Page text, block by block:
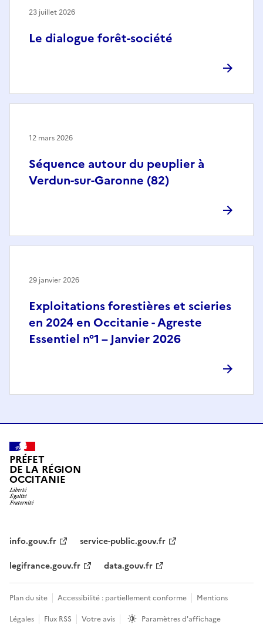
Le dialogue forêt-société
23 juillet 2026
Séquence autour du peuplier à
Verdun-sur-Garonne (82)
12 mars 2026
Exploitations forestières et scieries
en 2024 en Occitanie - Agreste
Essentiel n°1 – Janvier 2026
29 janvier 2026
PRÉFET
DE LA RÉGION
OCCITANIE
info.gouv.fr
service-public.gouv.fr
legifrance.gouv.fr
data.gouv.fr
Plan du site Accessibilité : partiellement conforme
Mentions
Légales
Flux RSS Votre avis Paramètres d'affichage